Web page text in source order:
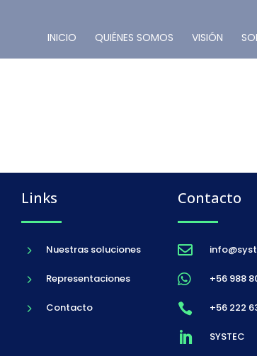
INICIO QUIÉNES SOMOS VISIÓN
Links
5 Nuestras soluciones
5 Representaciones
5 Contacto
Contacto

 +56 988
 +56 222
 SYSTEC